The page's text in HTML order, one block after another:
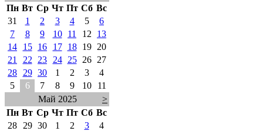
Пн Вт Ср Чт Пт Сб Вс
31
1 2 3 4 5
6
7
8 9 10 11 12
13
14
15 16 17 18 19
20
21
22 23 24 25 26
27
28
29 30 1 2 3
4
5
6 7 8 9 10
11
Май 2025
>
Пн Вт Ср Чт Пт Сб Вс
28
29 30 1 2 3
4